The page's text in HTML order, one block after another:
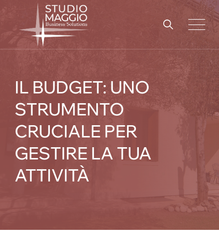
content
IL BUDGET: UNO
STRUMENTO
CRUCIALE PER
GESTIRE LA TUA
ATTIVITÀ